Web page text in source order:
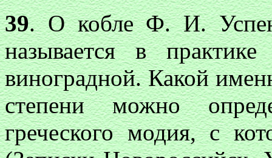
39. О кобле Ф. И.
называется в
виноградной. Какой
степени можно
греческого модия, с